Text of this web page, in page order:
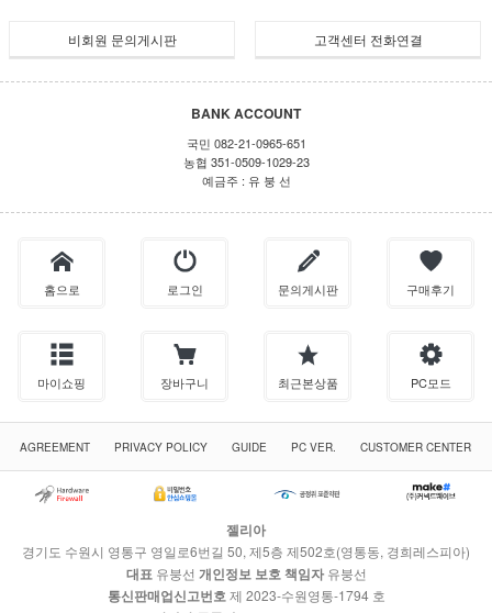
고객센터 전화연결
비회원 문의게시판
BANK ACCOUNT
국민 082-21-0965-651
농협 351-0509-1029-23
예금주 : 유 붕 선
홈으로 로그인 문의게시판 구매후기
마이쇼핑 장바구니 최근본상품 PC모드
AGREEMENT PRIVACY POLICY GUIDE PC VER. CUSTOMER CENTER
젤리아
경기도 수원시 영통구 영일로6번길 50, 제5층 제502호(영통동, 경희레스피아)
대표 유붕선 개인정보 보호 책임자유붕선
통신판매업신고번호 제 2023-수원영통-1794 호